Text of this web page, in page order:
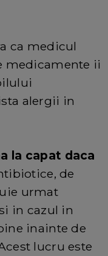
ca medicul
medicamente ii
alergii in
la capat daca
de
urmat
in cazul in
inainte de
lucru este